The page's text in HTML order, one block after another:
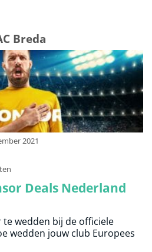
Breda
2021
Deals Nederland
wedden bij de officiele
wedden jouw club Europees